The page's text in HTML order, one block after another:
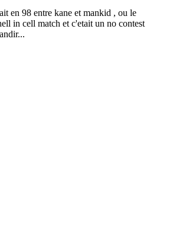
en 98 entre kane et mankid , ou le
in cell match et c'etait un no contest